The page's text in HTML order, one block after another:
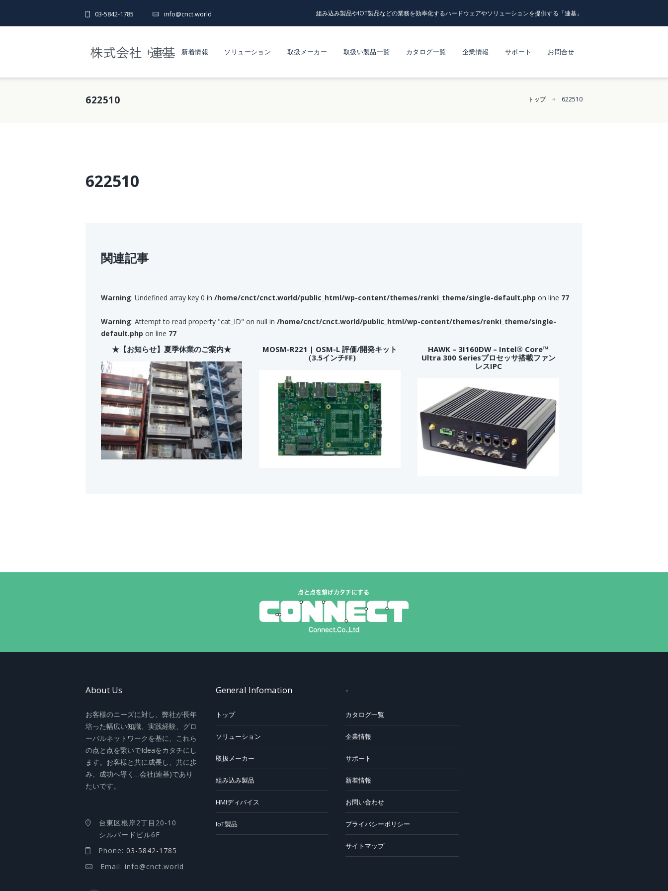
03-5842-1785 info@cnct.world 組み込み製品やIOT製品などの業務を効率化するハードウェアやソリューションを提供する「連基」
トップ 新着情報 ソリューション 取扱メーカー 取扱い製品一覧 カタログ一覧 企業情報 サポート お問合せ
622510 トップ 622510
622510
関連記事
Warning: Undefined array key 0 in /home/cnct/cnct.world/public_html/wp-content/themes/renki_theme/single-default.php on line 77
Warning: Attempt to read property "cat_ID" on null in /home/cnct/cnct.world/public_html/wp-content/themes/renki_theme/single-
default.php on line 77
★【お知らせ】夏季休業のご案内★
MOSM-R221 | OSM-L 評価/開発キット
（3.5インチFF)
HAWK – 3I160DW – Intel® Core™
Ultra 300 Seriesプロセッサ搭載ファン
レスIPC
About Us
お客様のニーズに対し、弊社が長年
培った幅広い知識、実践経験、グロ
ーバルネットワークを基に、これら
の点と点を繋いでIdeaをカタチにし
ます。お客様と共に成長し、共に歩
み、成功へ導く…会社(連基)であり
たいです。
台東区根岸2丁目20-10
シルバードビル6F
Phone: 03-5842-1785
Email: info@cnct.world
General Infomation
トップ
ソリューション
取扱メーカー
組み込み製品
HMIディバイス
IoT製品
-
カタログ一覧
企業情報
サポート
新着情報
お問い合わせ
プライバシーポリシー
サイトマップ